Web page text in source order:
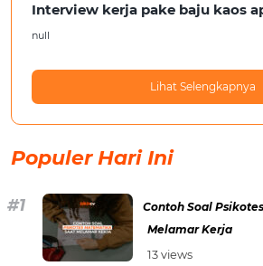
Interview kerja pake baju kaos
null
Lihat Selengkapnya
Populer Hari Ini
Contoh Soal
Melamar Kerja
13 views